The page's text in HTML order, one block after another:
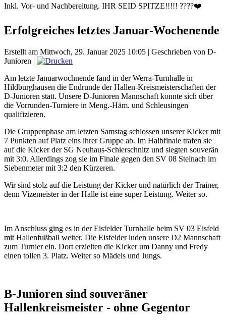
Inkl. Vor- und Nachbereitung. IHR SEID SPITZE!!!!! ????❤️
Erfolgreiches letztes Januar-Wochenende
Erstellt am Mittwoch, 29. Januar 2025 10:05 | Geschrieben von D-
Junioren |
Am letzte Januarwochnende fand in der Werra-Turnhalle in
Hildburghausen die Endrunde der Hallen-Kreismeisterschaften der
D-Junioren statt. Unsere D-Junioren Mannschaft konnte sich über
die Vorrunden-Turniere in Meng.-Häm. und Schleusingen
qualifizieren.
Die Gruppenphase am letzten Samstag schlossen unserer Kicker mit
7 Punkten auf Platz eins ihrer Gruppe ab. Im Halbfinale trafen sie
auf die Kicker der SG Neuhaus-Schierschnitz und siegten souverän
mit 3:0. Allerdings zog sie im Finale gegen den SV 08 Steinach im
Siebenmeter mit 3:2 den Kürzeren.
Wir sind stolz auf die Leistung der Kicker und natürlich der Trainer,
denn Vizemeister in der Halle ist eine super Leistung. Weiter so.
Im Anschluss ging es in der Eisfelder Turnhalle beim SV 03 Eisfeld
mit Hallenfußball weiter. Die Eisfelder luden unsere D2 Mannschaft
zum Turnier ein. Dort erzielten die Kicker um Danny und Fredy
einen tollen 3. Platz. Weiter so Mädels und Jungs.
B-Junioren sind souveräner
Hallenkreismeister - ohne Gegentor